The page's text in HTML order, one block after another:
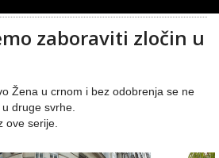
zaboraviti zločin u
Žena u crnom i bez odobrenja se ne
druge svrhe.
ove serije.